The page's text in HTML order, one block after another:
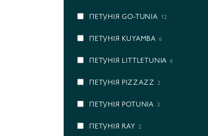
ПЕТУНІЯ GO-TUNIA 12
ПЕТУНІЯ KUYAMBA 6
ПЕТУНІЯ LITTLETUNIA 6
ПЕТУНІЯ PIZZAZZ 2
ПЕТУНІЯ POTUNIA 3
ПЕТУНІЯ RAY 2